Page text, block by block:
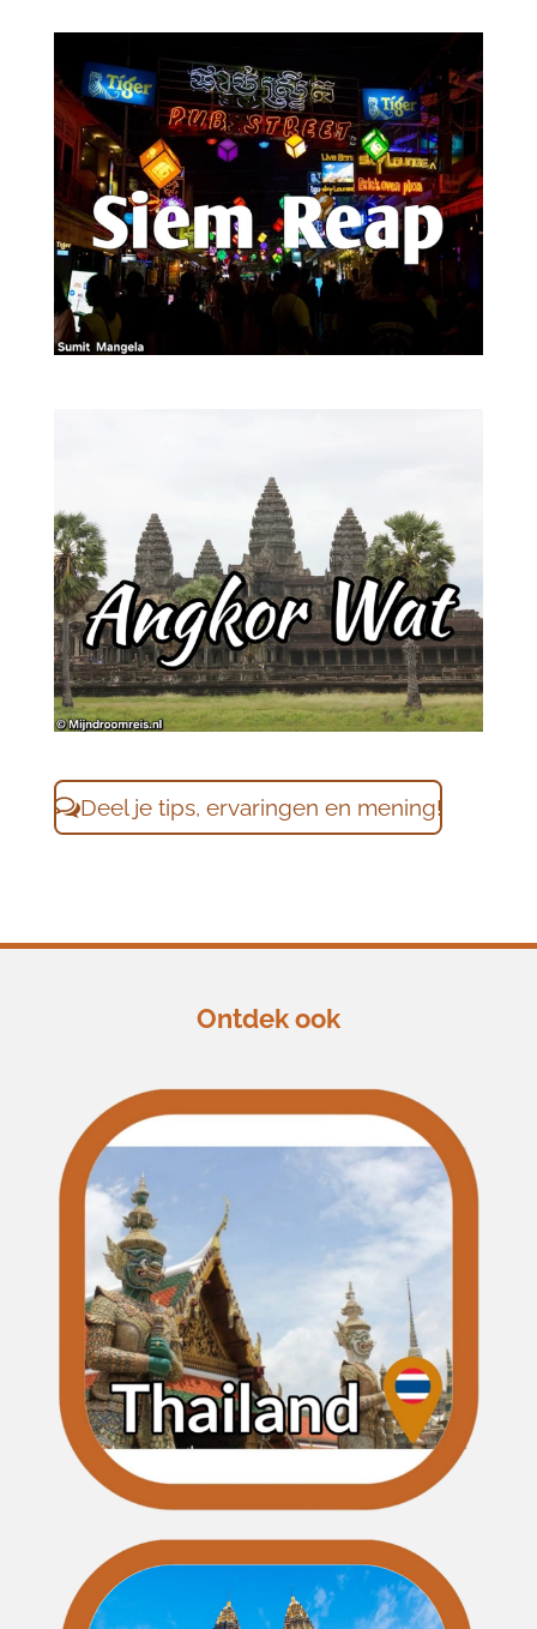
Deel je tips, ervaringen en mening!
Ontdek ook